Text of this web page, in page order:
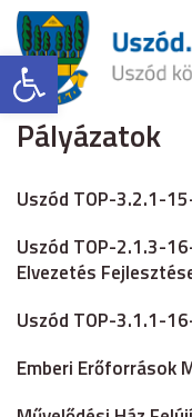
Eszköztár megnyitása
Pályázatok
Uszód TOP-3.2.1-
Uszód TOP-2.1.3-
Elvezetés
Uszód TOP-3.1.1-
Emberi Erőforrások